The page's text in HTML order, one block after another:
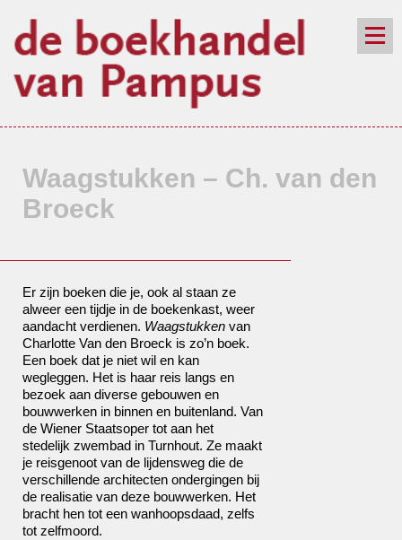
nieuwsbrief
Waagstukken – Ch. van den
Broeck
Er zijn boeken die je, ook al staan ze
alweer een tijdje in de boekenkast, weer
aandacht verdienen. Waagstukken van
Charlotte Van den Broeck is zo’n boek.
Een boek dat je niet wil en kan
wegleggen. Het is haar reis langs en
bezoek aan diverse gebouwen en
bouwwerken in binnen en buitenland. Van
de Wiener Staatsoper tot aan het
stedelijk zwembad in Turnhout. Ze maakt
je reisgenoot van de lijdensweg die de
verschillende architecten ondergingen bij
de realisatie van deze bouwwerken. Het
bracht hen tot een wanhoopsdaad, zelfs
tot zelfmoord.